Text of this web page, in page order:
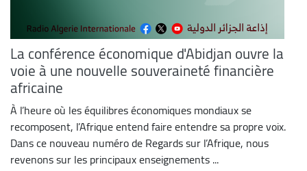
La conférence économique d'Abidjan ouvre la
voie à une nouvelle souveraineté financière
africaine
À l’heure où les équilibres économiques mondiaux se
recomposent, l’Afrique entend faire entendre sa propre voix.
Dans ce nouveau numéro de Regards sur l’Afrique, nous
revenons sur les principaux enseignements ...